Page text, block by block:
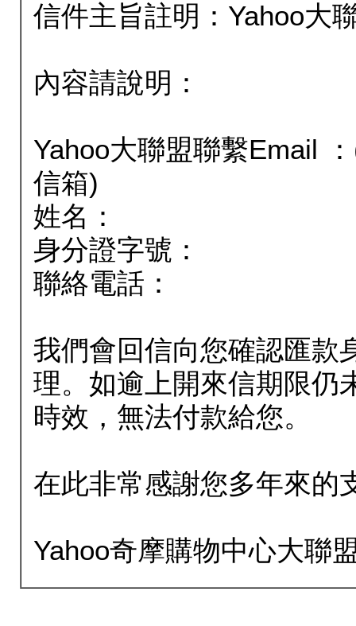
信件主旨註明：Yahoo大
內容請說明：
Yahoo大聯盟聯繫Email
信箱)
姓名：
身分證字號：
聯絡電話：
我們會回信向您確認匯款
理。如逾上開來信期限仍
時效，無法付款給您。
在此非常感謝您多年來的
Yahoo奇摩購物中心大